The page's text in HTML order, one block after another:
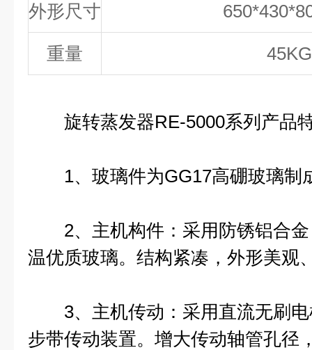
外形尺寸
重量 45KG
旋转蒸发器RE-5000系列产品
1、玻璃件为GG17高硼玻璃制
2、主机构件：采用防锈铝合金
温优质玻璃。结构紧凑，外形美观
3、主机传动：采用直流无刷电
步带传动装置。增大传动轴管孔径